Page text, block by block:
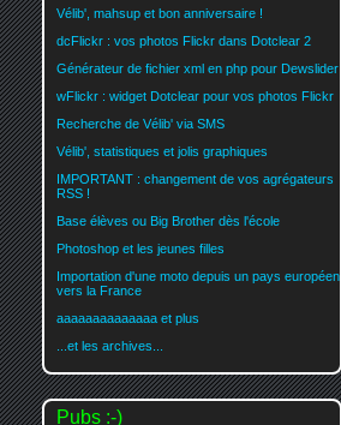
Vélib', mahsup et bon anniversaire !
dcFlickr : vos photos Flickr dans Dotclear 2
Générateur de fichier xml en php pour Dewslider
wFlickr : widget Dotclear pour vos photos Flickr
Recherche de Vélib' via SMS
Vélib', statistiques et jolis graphiques
IMPORTANT : changement de vos agrégateurs
RSS !
Base élèves ou Big Brother dès l'école
Photoshop et les jeunes filles
Importation d'une moto depuis un pays européen
vers la France
aaaaaaaaaaaaaa et plus
...et les archives...
Pubs :-)